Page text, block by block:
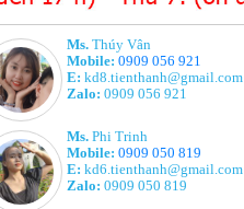
Ms.Thúy Vân
Mobile: 0909 056 921
E: kd8.tienthanh@gmail.com
Zalo: 0909 056 921
Ms.Phi Trinh
Mobile: 0909 050 819
E: kd6.tienthanh@gmail.com
Zalo: 0909 050 819